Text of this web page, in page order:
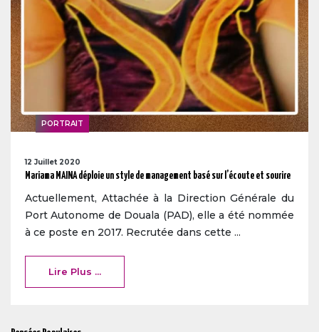
PORTRAIT
12 Juillet 2020
Mariama MAINA déploie un style de management basé sur l’écoute et sourire
Actuellement, Attachée à la Direction Générale du
Port Autonome de Douala (PAD), elle a été nommée
à ce poste en 2017. Recrutée dans cette ...
Lire Plus ...